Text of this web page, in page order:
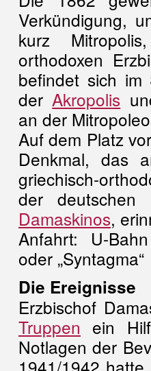
Verkündigung,
kurz
orthodoxen
befindet sich im
derAkropolis
an der
Auf dem Platz
Denkmal, das
griechisch-
der
Damaskinos,
Anfahrt: U-
oder „Syntagma“
Die Ereignisse
Erzbischof
Truppen ein
Notlagen der